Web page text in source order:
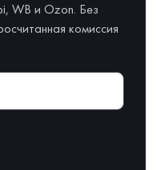
WB и Ozon. Без
комиссия